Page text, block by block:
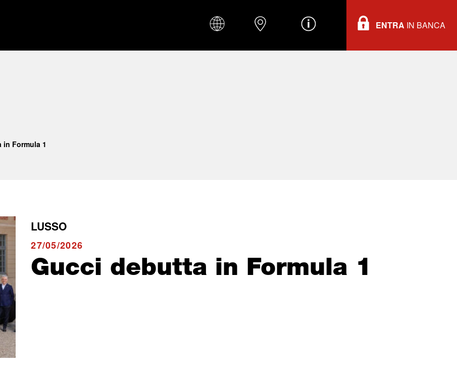
ENTRA IN BANCA
Formula 1
LUSSO
27/05/2026
Gucci debutta in Formula 1